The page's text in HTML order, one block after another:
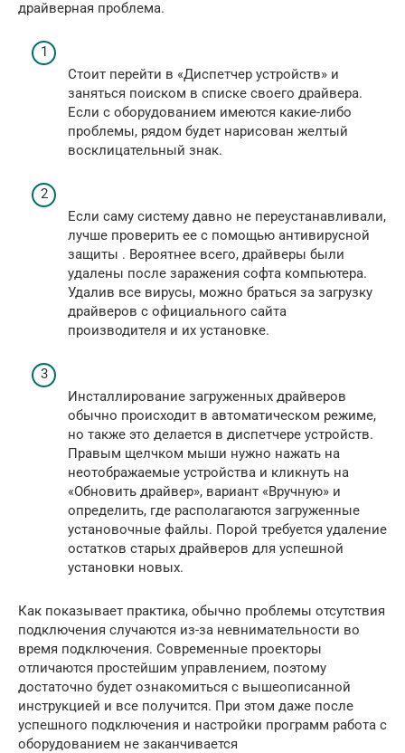
драйверная проблема.
Стоит перейти в «Диспетчер устройств» и
заняться поиском в списке своего драйвера.
Если с оборудованием имеются какие-либо
проблемы, рядом будет нарисован желтый
восклицательный знак.
Если саму систему давно не переустанавливали,
лучше проверить ее с помощью антивирусной
защиты . Вероятнее всего, драйверы были
удалены после заражения софта компьютера.
Удалив все вирусы, можно браться за загрузку
драйверов с официального сайта
производителя и их установке.
Инсталлирование загруженных драйверов
обычно происходит в автоматическом режиме,
но также это делается в диспетчере устройств.
Правым щелчком мыши нужно нажать на
неотображаемые устройства и кликнуть на
«Обновить драйвер», вариант «Вручную» и
определить, где располагаются загруженные
установочные файлы. Порой требуется удаление
остатков старых драйверов для успешной
установки новых.
Как показывает практика, обычно проблемы отсутствия
подключения случаются из-за невнимательности во
время подключения. Современные проекторы
отличаются простейшим управлением, поэтому
достаточно будет ознакомиться с вышеописанной
инструкцией и все получится. При этом даже после
успешного подключения и настройки программ работа с
оборудованием не заканчивается